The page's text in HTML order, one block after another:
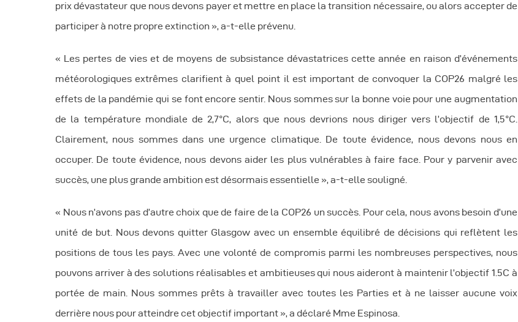
Autres Publications
prix dévastateur que nous devons payer et mettre en place la transition nécessaire, ou alors accepter de
participer à notre propre extinction », a-t-elle prévenu.
« Les pertes de vies et de moyens de subsistance dévastatrices cette année en raison d’événements
météorologiques extrêmes clarifient à quel point il est important de convoquer la COP26 malgré les
effets de la pandémie qui se font encore sentir. Nous sommes sur la bonne voie pour une augmentation
de la température mondiale de 2,7°C, alors que nous devrions nous diriger vers l’objectif de 1,5°C.
Clairement, nous sommes dans une urgence climatique. De toute évidence, nous devons nous en
occuper. De toute évidence, nous devons aider les plus vulnérables à faire face. Pour y parvenir avec
succès, une plus grande ambition est désormais essentielle », a-t-elle souligné.
« Nous n’avons pas d’autre choix que de faire de la COP26 un succès. Pour cela, nous avons besoin d’une
unité de but. Nous devons quitter Glasgow avec un ensemble équilibré de décisions qui reflètent les
positions de tous les pays. Avec une volonté de compromis parmi les nombreuses perspectives, nous
pouvons arriver à des solutions réalisables et ambitieuses qui nous aideront à maintenir l’objectif 1.5C à
portée de main. Nous sommes prêts à travailler avec toutes les Parties et à ne laisser aucune voix
derrière nous pour atteindre cet objectif important », a déclaré Mme Espinosa.